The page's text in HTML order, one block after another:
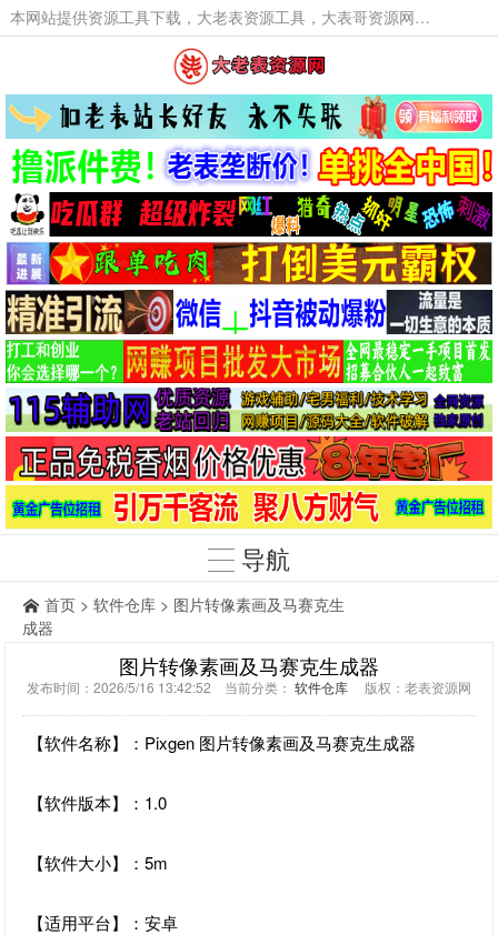
本网站提供资源工具下载，大老表资源工具，大表哥资源网软件工具，大老表资源下载，活动线报福利资源分享,活动线报，大型网游经典游戏，网络热门技术游戏辅助交流与分享。
导航
首页 > 软件仓库 > 图片转像素画及马赛克生
成器
图片转像素画及马赛克生成器
发布时间：2026/5/16 13:42:52 当前分类： 软件仓库 版权：老表资源网
【软件名称】：Pixgen 图片转像素画及马赛克生成器
【软件版本】：1.0
【软件大小】：5m
【适用平台】：安卓